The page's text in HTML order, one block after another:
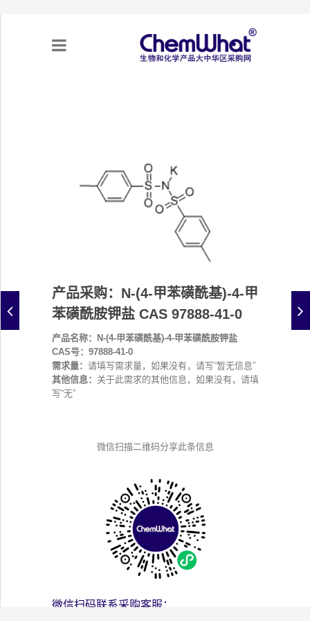
不可靠实体清单（UEL）
产品采购：N-(4-甲苯磺酰基)-4-甲
苯磺酰胺钾盐 CAS 97888-41-0
产品名称：N-(4-甲苯磺酰基)-4-甲苯磺酰胺钾盐
CAS号：97888-41-0
需求量： 请填写需求量，如果没有，请写“暂无信息”
其他信息： 关于此需求的其他信息，如果没有，请填
写“无”
微信扫描二维码分享此条信息
微信扫码联系采购客服：